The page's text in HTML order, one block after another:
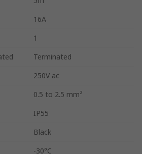
16A
1
Terminated
250V ac
0.5 to 2.5 mm²
IP55
Black
-30°C